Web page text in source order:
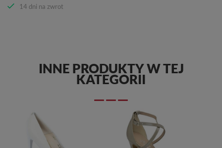
14 dni na zwrot
INNE PRODUKTY W TEJ
KATEGORII